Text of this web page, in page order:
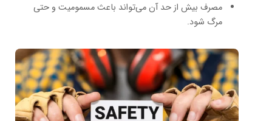
مصرف بیش از حد آن می‌تواند باعث مسمومیت و حتی
مرگ شود.